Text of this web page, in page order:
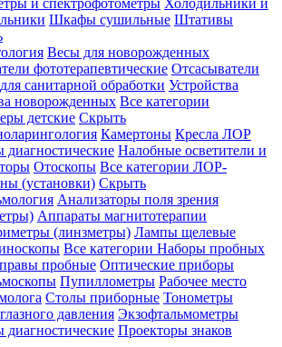
и спектрофотометры Холодильники и
Шкафы сушильные Штативы
Весы для новорожденных
фототерапевтические Отсасыватели
санитарной обработки Устройства
новорожденных Все категории
детские Скрыть
Камертоны Кресла ЛОР
диагностические Налобные осветители и
Отоскопы Все категории ЛОР-
(установки) Скрыть
Анализаторы поля зрения
Аппараты магнитотерапии
(линзметры) Лампы щелевые
Все категории Наборы пробных
пробные Оптические приборы
Пупиллометры Рабочее место
Столы приборные Тонометры
давления Экзофтальмометры
диагностические Проекторы знаков